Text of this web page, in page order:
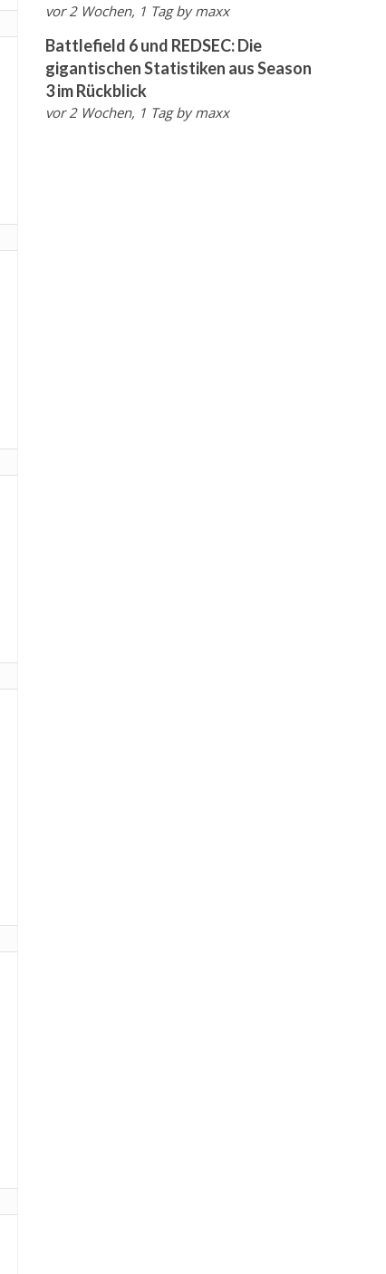
vor 2 Wochen, 1 Tag bymaxx
Battlefield 6 und REDSEC: Die
gigantischen Statistiken aus Season
3 im Rückblick
vor 2 Wochen, 1 Tag bymaxx